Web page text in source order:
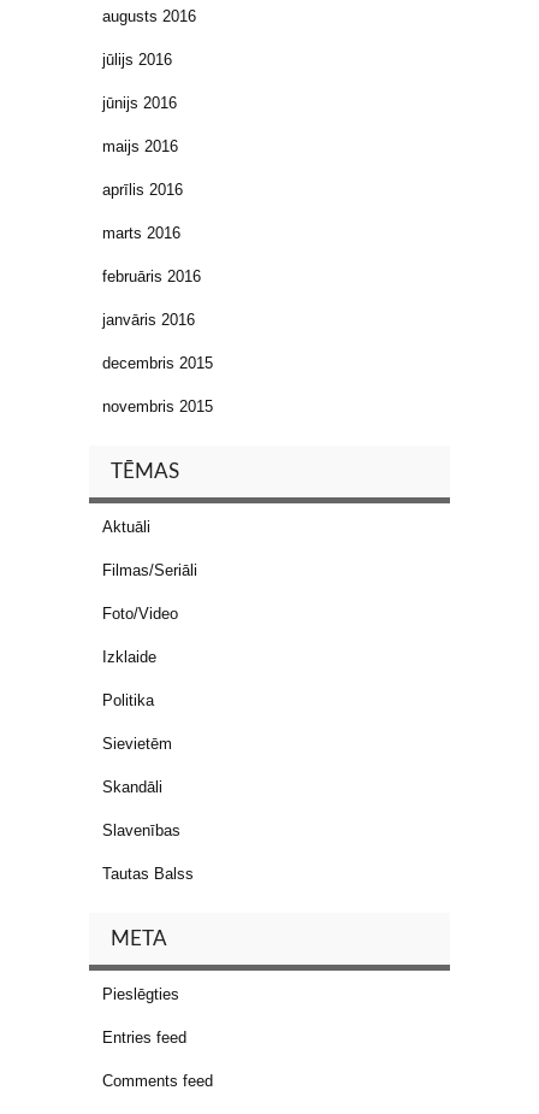
augusts 2016
jūlijs 2016
jūnijs 2016
maijs 2016
aprīlis 2016
marts 2016
februāris 2016
janvāris 2016
decembris 2015
novembris 2015
TĒMAS
Aktuāli
Filmas/Seriāli
Foto/Video
Izklaide
Politika
Sievietēm
Skandāli
Slavenības
Tautas Balss
META
Pieslēgties
Entries feed
Comments feed